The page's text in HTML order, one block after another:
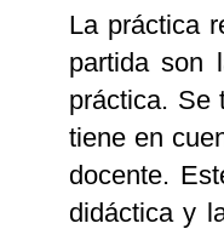
La práctica
partida son
práctica. Se
tiene en
docente.
didáctica y